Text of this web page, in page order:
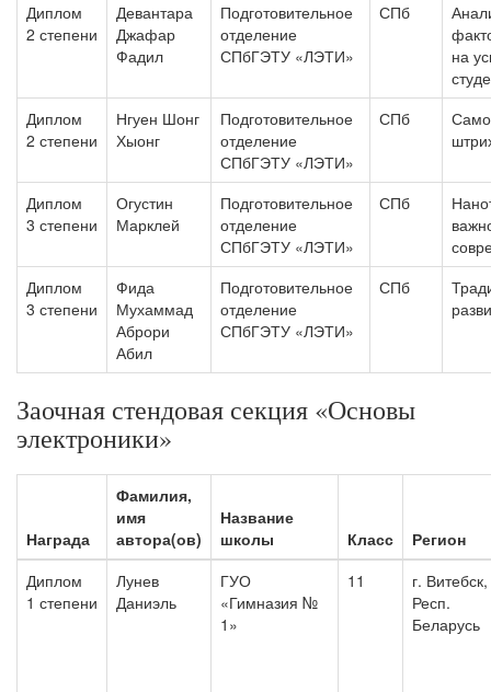
Диплом
2 степени
Девантара
Джафар
Фадил
Подготовительное
отделение
СПбГЭТУ «ЛЭТИ»
СПб
на
Диплом
2 степени
Нгуен Шонг
Хыонг
Подготовительное
отделение
СПбГЭТУ «ЛЭТИ»
СПб
Диплом
3 степени
Огустин
Марклей
Подготовительное
отделение
СПбГЭТУ «ЛЭТИ»
СПб
Диплом
3 степени
Фида
Мухаммад
Аброри
Абил
Подготовительное
отделение
СПбГЭТУ «ЛЭТИ»
СПб
Заочная стендовая секция «Основы
электроники»
Награда
Фамилия,
имя
автора(ов)
Название
школы
Класс
Регион
Диплом
1 степени
Лунев
Даниэль
ГУО
«Гимназия №
1»
11
г. Витебск,
Респ.
Беларусь